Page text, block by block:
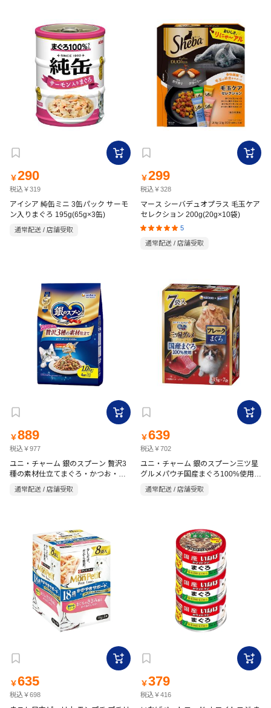
￥290
税込￥319
アイシア 純缶ミニ 3缶パック サーモ
ン入りまぐろ 195g(65g×3缶)
通常配送 / 店舗受取
￥299
税込￥328
マース シーバデュオプラス 毛玉ケア
セレクション 200g(20g×10袋)
5
通常配送 / 店舗受取
￥889
税込￥977
ユニ・チャーム 銀のスプーン 贅沢3
種の素材仕立てまぐろ・かつお・白
身魚味 1.0kg
通常配送 / 店舗受取
￥639
税込￥702
ユニ・チャーム 銀のスプーン三ツ星
グルメパウチ国産まぐろ100%使用フ
レークまぐろ35g×7袋
通常配送 / 店舗受取
￥635
税込￥698
￥379
税込￥416